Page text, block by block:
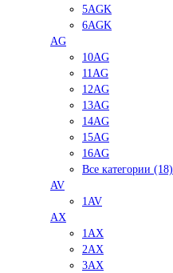
5AGK
6AGK
AG
10AG
11AG
12AG
13AG
14AG
15AG
16AG
Все категории (18)
AV
1AV
AX
1AX
2AX
3AX